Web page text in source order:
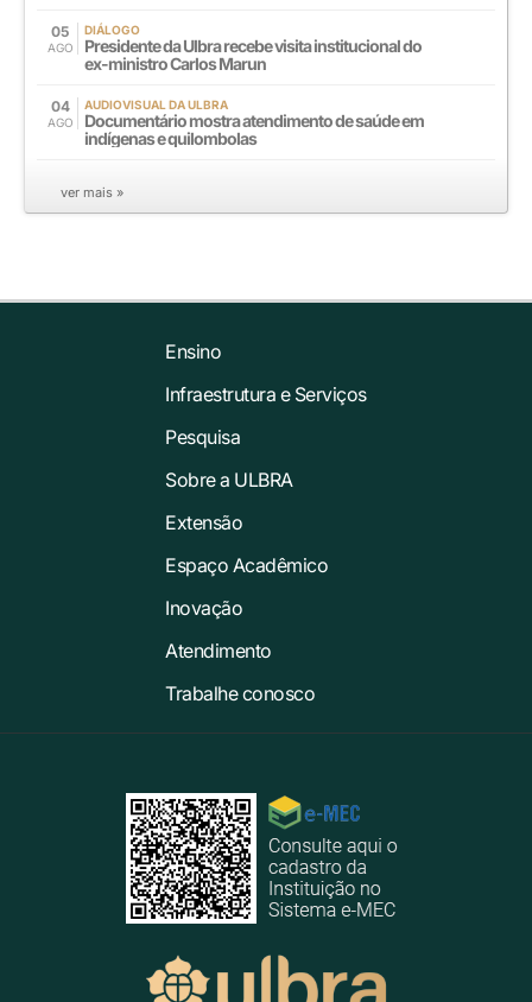
05
AGO
DIÁLOGO
Presidente da Ulbra recebe visita institucional do
ex-ministro Carlos Marun
04
AGO
AUDIOVISUAL DA ULBRA
Documentário mostra atendimento de saúde em
indígenas e quilombolas
ver mais »
Ensino
Infraestrutura e Serviços
Pesquisa
Sobre a ULBRA
Extensão
Espaço Acadêmico
Inovação
Atendimento
Trabalhe conosco